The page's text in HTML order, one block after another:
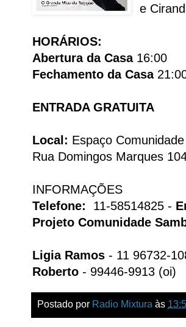
e
HORÁRIOS:
Abertura da Casa 16:00
Fechamento da Casa
ENTRADA GRATUITA
Local: Espaço Comunidade
Rua Domingos Marques
INFORMAÇÕES
Telefone: 11-58514825 -
Projeto Comunidade
Ligia Ramos - 11 96732-
Roberto - 99446-9913 (oi)
Postado por Radio Mixtura às